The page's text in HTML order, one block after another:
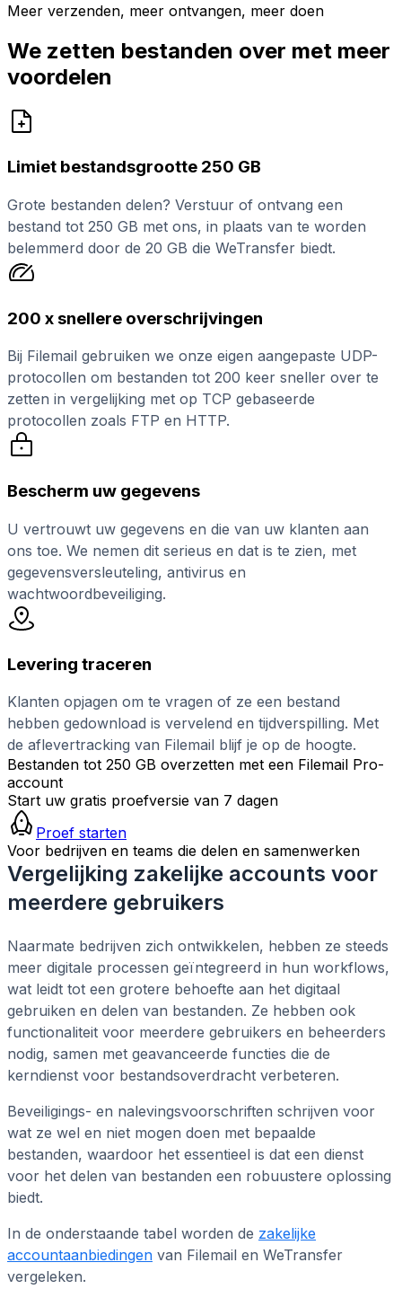
Meer verzenden, meer ontvangen, meer doen
We zetten bestanden over met meer
voordelen
Limiet bestandsgrootte 250 GB
Grote bestanden delen? Verstuur of ontvang een
bestand tot 250 GB met ons, in plaats van te worden
belemmerd door de 20 GB die WeTransfer biedt.
200 x snellere overschrijvingen
Bij Filemail gebruiken we onze eigen aangepaste UDP-
protocollen om bestanden tot 200 keer sneller over te
zetten in vergelijking met op TCP gebaseerde
protocollen zoals FTP en HTTP.
Bescherm uw gegevens
U vertrouwt uw gegevens en die van uw klanten aan
ons toe. We nemen dit serieus en dat is te zien, met
gegevensversleuteling, antivirus en
wachtwoordbeveiliging.
Levering traceren
Klanten opjagen om te vragen of ze een bestand
hebben gedownload is vervelend en tijdverspilling. Met
de aflevertracking van Filemail blijf je op de hoogte.
Bestanden tot 250 GB overzetten met een Filemail Pro-
account
Start uw gratis proefversie van 7 dagen
Proef starten
Voor bedrijven en teams die delen en samenwerken
Vergelijking zakelijke accounts voor
meerdere gebruikers
Naarmate bedrijven zich ontwikkelen, hebben ze steeds
meer digitale processen geïntegreerd in hun workflows,
wat leidt tot een grotere behoefte aan het digitaal
gebruiken en delen van bestanden. Ze hebben ook
functionaliteit voor meerdere gebruikers en beheerders
nodig, samen met geavanceerde functies die de
kerndienst voor bestandsoverdracht verbeteren.
Beveiligings- en nalevingsvoorschriften schrijven voor
wat ze wel en niet mogen doen met bepaalde
bestanden, waardoor het essentieel is dat een dienst
voor het delen van bestanden een robuustere oplossing
biedt.
In de onderstaande tabel worden de zakelijke
accountaanbiedingen van Filemail en WeTransfer
vergeleken.